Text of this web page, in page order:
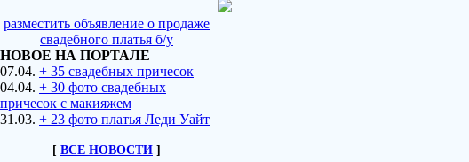
разместить объявление о продаже
свадебного платья б/у
НОВОЕ НА ПОРТАЛЕ
07.04. + 35 свадебных причесок
04.04. + 30 фото свадебных
причесок с макияжем
31.03. + 23 фото платья Леди Уайт
[ ВСЕ НОВОСТИ ]